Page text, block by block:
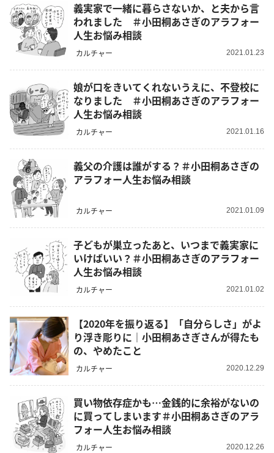
義実家で一緒に暮らさないか、と夫から言
われました ＃小田桐あさぎのアラフォー
人生お悩み相談
カルチャー 2021.01.23
娘が口をきいてくれないうえに、不登校に
なりました ＃小田桐あさぎのアラフォー
人生お悩み相談
カルチャー 2021.01.16
義父の介護は誰がする？＃小田桐あさぎの
アラフォー人生お悩み相談
カルチャー 2021.01.09
子どもが巣立ったあと、いつまで義実家に
いけばいい？＃小田桐あさぎのアラフォー
人生お悩み相談
カルチャー 2021.01.02
【2020年を振り返る】「自分らしさ」がよ
り浮き彫りに｜小田桐あさぎさんが得たも
の、やめたこと
カルチャー 2020.12.29
買い物依存症かも…金銭的に余裕がないの
に買ってしまいます＃小田桐あさぎのアラ
フォー人生お悩み相談
カルチャー 2020.12.26